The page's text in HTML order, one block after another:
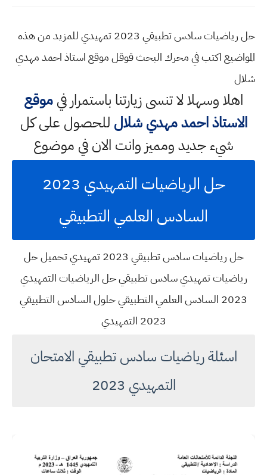
حل رياضيات سادس تطبيقي 2023 تمهيدي للمزيد من هذه
المواضيع اكتب في محرك البحث قوقل موقع استاذ احمد مهدي
شلال
اهلا وسهلالا تنسى زيارتنا باستمرار فيموقع
الاستاذ احمد مهدي شلال للحصول على كل
شيء جديد ومميز وانت الان في موضوع
حل الرياضيات التمهيدي 2023
السادس العلمي التطبيقي
حل رياضيات سادس تطبيقي 2023 تمهيدي تحميل حل
رياضيات تمهيدي سادس تطبيقي حل الرياضيات التمهيدي
2023 السادس العلمي التطبيقي حلول السادس التطبيقي
2023 التمهيدي
اسئلة رياضيات سادس تطبيقي الامتحان
التمهيدي 2023